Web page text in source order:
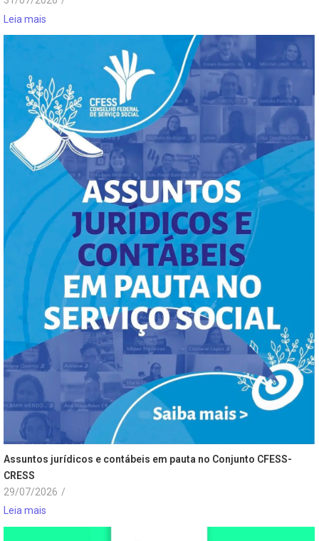
Leia mais
Assuntos jurídicos e contábeis em pauta no Conjunto CFESS-
CRESS
29/07/2026 /
Leia mais